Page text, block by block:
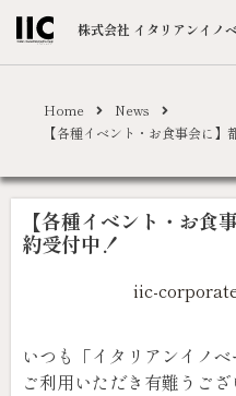
株式会社 イタリアンイノ
Home
News
【各種イベント・お食事会に
【各種イベント・お食
約受付中！
iic-
いつも「イタリアンイノ
ご利用いただき有難うござ